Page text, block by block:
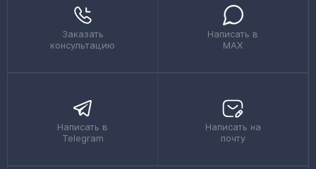
Заказать
консультацию
Написать в
MAX
Написать в
Telegram
Написать на
почту